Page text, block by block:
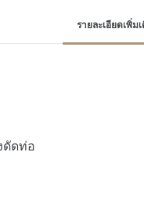
รายละเอียดเพิ่ม
ดัดท่อ